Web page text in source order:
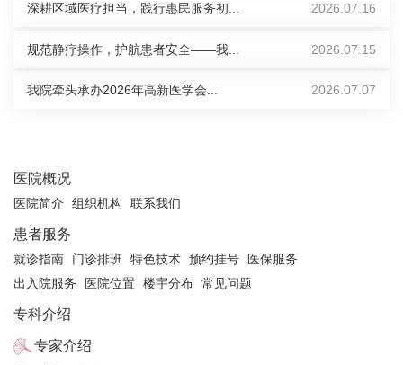
深耕区域医疗担当，践行惠民服务初... 2026.07.16
规范静疗操作，护航患者安全——我... 2026.07.15
我院牵头承办2026年高新医学会... 2026.07.07
医院概况
医院简介 组织机构 联系我们
患者服务
就诊指南 门诊排班 特色技术 预约挂号
医保服务
出入院服务
医院位置 楼宇分布 常见问题
专科介绍
专家介绍